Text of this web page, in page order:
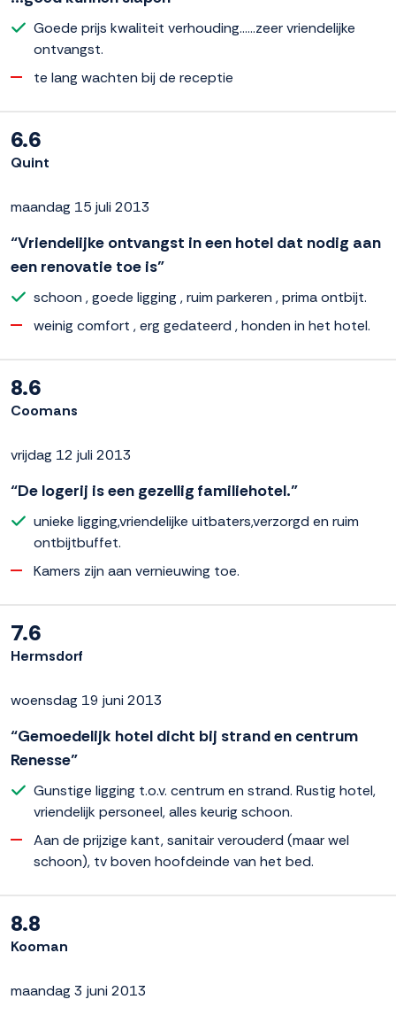
Goede prijs kwaliteit verhouding......zeer vriendelijke
ontvangst.
te lang wachten bij de receptie
6.6
Quint
maandag 15 juli 2013
“Vriendelijke ontvangst in een hotel dat nodig aan
een renovatie toe is”
schoon , goede ligging , ruim parkeren , prima ontbijt.
weinig comfort , erg gedateerd , honden in het hotel.
8.6
Coomans
vrijdag 12 juli 2013
“De logerij is een gezellig familiehotel.”
unieke ligging,vriendelijke uitbaters,verzorgd en ruim
ontbijtbuffet.
Kamers zijn aan vernieuwing toe.
7.6
Hermsdorf
woensdag 19 juni 2013
“Gemoedelijk hotel dicht bij strand en centrum
Renesse”
Gunstige ligging t.o.v. centrum en strand. Rustig hotel,
vriendelijk personeel, alles keurig schoon.
Aan de prijzige kant, sanitair verouderd (maar wel
schoon), tv boven hoofdeinde van het bed.
8.8
Kooman
maandag 3 juni 2013